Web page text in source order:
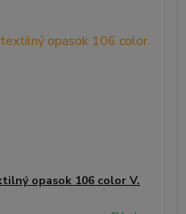
opasok 106 color V.